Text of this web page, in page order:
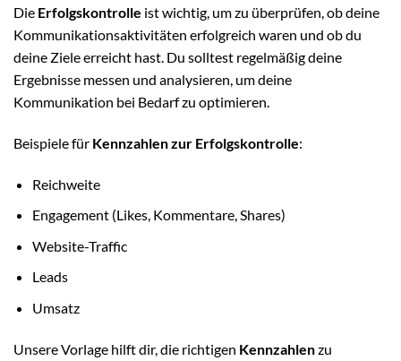
Die Erfolgskontrolle ist wichtig, um zu überprüfen, ob deine
Kommunikationsaktivitäten erfolgreich waren und ob du
deine Ziele erreicht hast. Du solltest regelmäßig deine
Ergebnisse messen und analysieren, um deine
Kommunikation bei Bedarf zu optimieren.
Beispiele für Kennzahlen zur Erfolgskontrolle:
Reichweite
Engagement (Likes, Kommentare, Shares)
Website-Traffic
Leads
Umsatz
Unsere Vorlage hilft dir, die richtigen Kennzahlenzu